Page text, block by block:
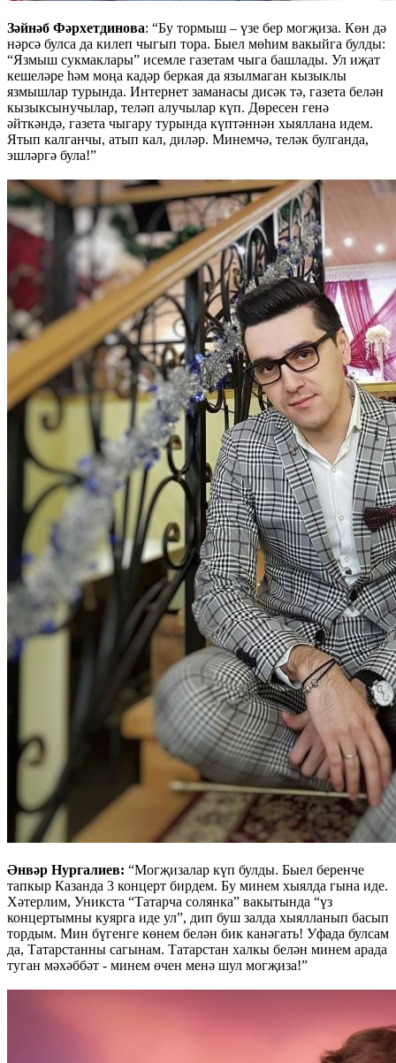
Зәйнәб Фәрхетдинова: “Бу тормыш – үзе бер могҗиза. Көн дә
нәрсә булса да килеп чыгып тора. Быел мөһим вакыйга булды:
“Язмыш сукмаклары” исемле газетам чыга башлады. Ул иҗат
кешеләре һәм моңа кадәр беркая да язылмаган кызыклы
язмышлар турында. Интернет заманасы дисәк тә, газета белән
кызыксынучылар, теләп алучылар күп. Дөресен генә
әйткәндә, газета чыгару турында күптәннән хыяллана идем.
Ятып калганчы, атып кал, диләр. Минемчә, теләк булганда,
эшләргә була!”
Әнвәр Нургалиев: “Могҗизалар күп булды. Быел беренче
тапкыр Казанда 3 концерт бирдем. Бу минем хыялда гына иде.
Хәтерлим, Уникста “Татарча солянка” вакытында “үз
концертымны куярга иде ул”, дип буш залда хыялланып басып
тордым. Мин бүгенге көнем белән бик канәгать! Уфада булсам
да, Татарстанны сагынам. Татарстан халкы белән минем арада
туган мәхәббәт - минем өчен менә шул могҗиза!”